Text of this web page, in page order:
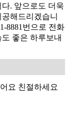
. 앞으로도 더욱
해드리겠습니
8881번으로 전화
좋은 하루보내
요 친절하세요